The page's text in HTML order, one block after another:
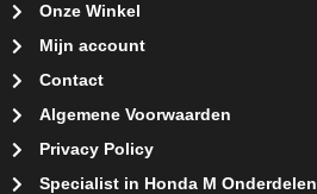
Onze Winkel
Mijn account
Contact
Algemene Voorwaarden
Privacy Policy
Specialist in Honda M Onderdelen